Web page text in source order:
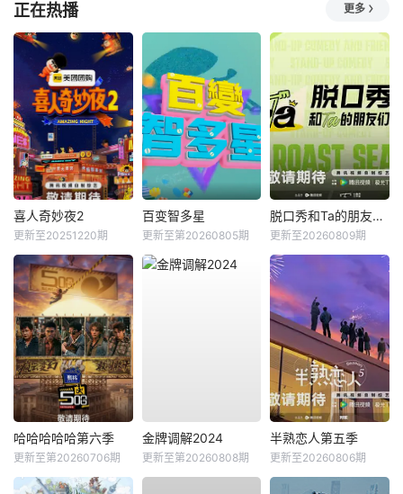
正在热播 更多
喜人奇妙夜2
更新至20251220期
百变智多星
更新至第20260805期
脱口秀和Ta的朋友们第三季
更新至20260809期
哈哈哈哈哈第六季
更新至第20260706期
金牌调解2024
更新至第20260808期
半熟恋人第五季
更新至20260806期